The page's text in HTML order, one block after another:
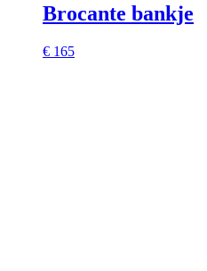
Brocante bankje
€ 165